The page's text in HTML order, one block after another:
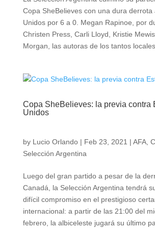
Copa SheBelieves con una dura derrota
Unidos por 6 a 0. Megan Rapinoe, por
Christen Press, Carli Lloyd, Kristie
Morgan, las autoras de los tantos
Copa SheBelieves: la previa contra
Unidos
by Lucio Orlando| Feb 23, 2021 | AFA,
Selección Argentina
Luego del gran partido a pesar de la
Canadá, la Selección Argentina tendrá
difícil compromiso en el prestigioso
internacional: a partir de las 21:00 del
febrero, la albiceleste jugará su último